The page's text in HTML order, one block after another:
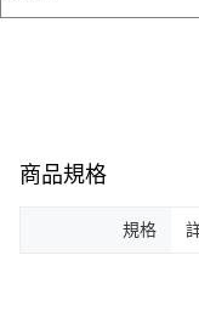
商品規格
規格